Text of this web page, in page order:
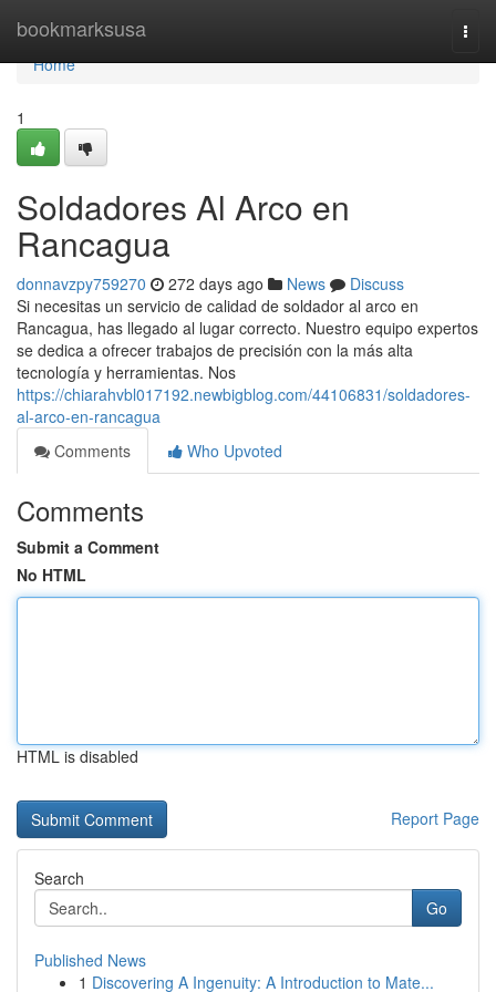
bookmarksusa
Home
Home
1
Soldadores Al Arco en
Rancagua
donnavzpy759270 272 days ago News
Discuss
Si necesitas un servicio de calidad de soldador al arco en
Rancagua, has llegado al lugar correcto. Nuestro equipo expertos
se dedica a ofrecer trabajos de precisión con la más alta
tecnología y herramientas. Nos
https://chiarahvbl017192.newbigblog.com/44106831/soldadores-
al-arco-en-rancagua
Comments
Who Upvoted
Comments
Submit a Comment
No HTML
HTML is disabled
Report Page
Search
Go
Published News
1 Discovering A Ingenuity: A Introduction to Mate...